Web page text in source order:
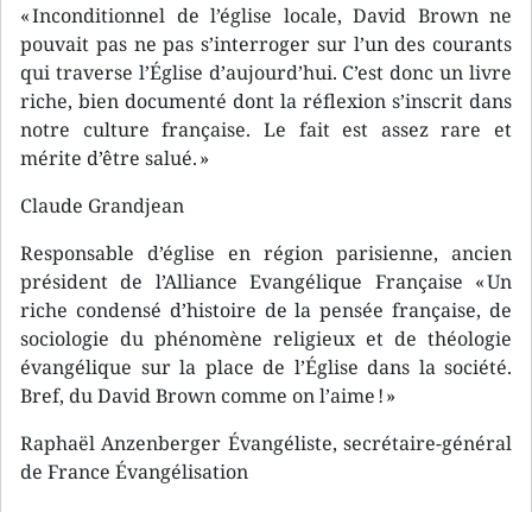
« Inconditionnel de l’église locale, David Brown ne
pouvait pas ne pas s’interroger sur l’un des courants
qui traverse l’Église d’aujourd’hui. C’est donc un livre
riche, bien documenté dont la réflexion s’inscrit dans
notre culture française. Le fait est assez rare et
mérite d’être salué. »
Claude Grandjean
Responsable d’église en région parisienne, ancien
président de l’Alliance Evangélique Française « Un
riche condensé d’histoire de la pensée française, de
sociologie du phénomène religieux et de théologie
évangélique sur la place de l’Église dans la société.
Bref, du David Brown comme on l’aime ! »
Raphaël Anzenberger Évangéliste, secrétaire-général
de France Évangélisation